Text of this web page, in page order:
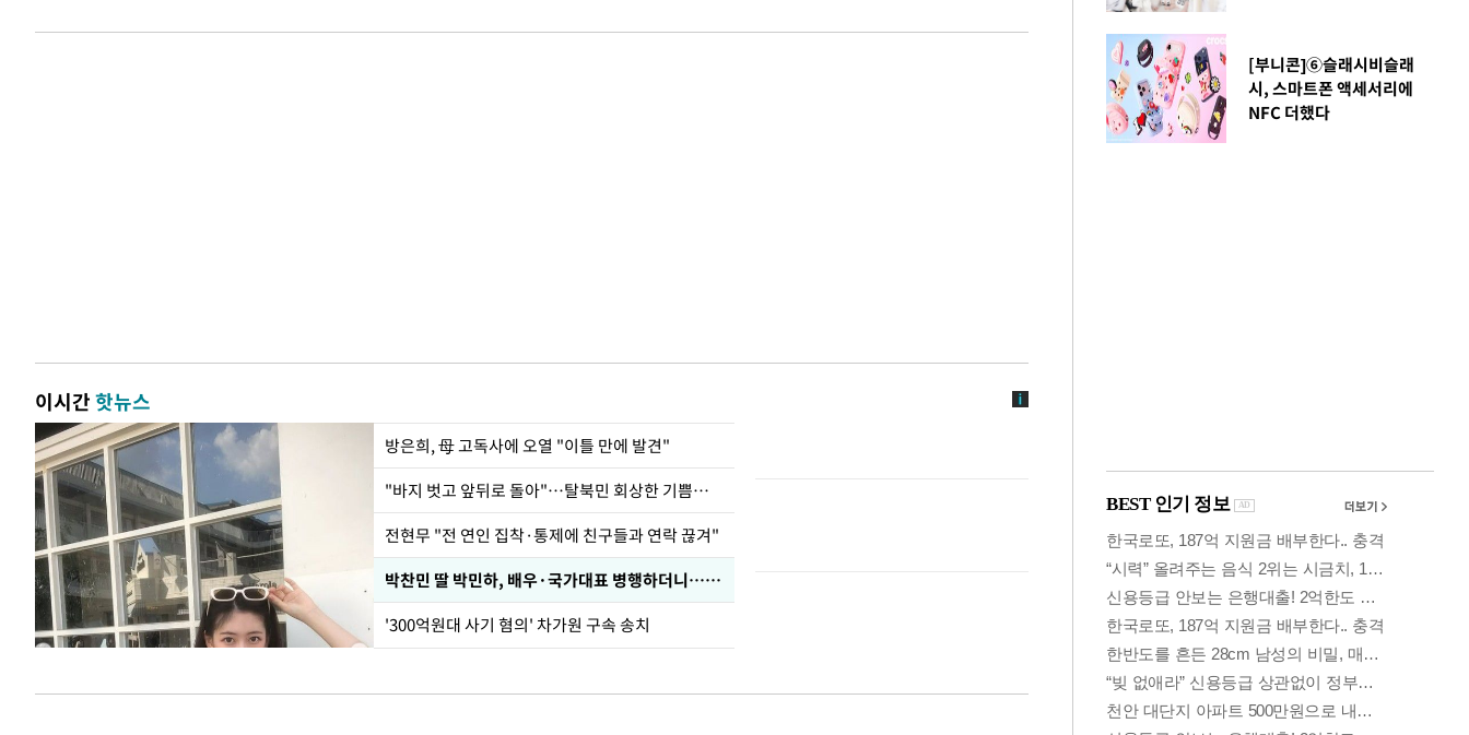
이시간핫뉴스
방은희, 母 고독사에 오열 "이틀 만에 발견"
"바지 벗고 앞뒤로 돌아"…탈북민 회상한 기쁨조 검사
전현무 "전 연인 집착·통제에 친구들과 연락 끊겨"
박찬민 딸 박민하, 배우·국가대표 병행하더니…근황이
'300억원대 사기 혐의' 차가원 구속 송치
[부니콘]⑥슬래시비슬래
시, 스마트폰 액세서리에
NFC 더했다